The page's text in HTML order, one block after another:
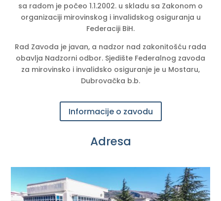
sa radom je počeo 1.1.2002. u skladu sa Zakonom o
organizaciji mirovinskog i invalidskog osiguranja u
Federaciji BiH.
Rad Zavoda je javan, a nadzor nad zakonitošću rada
obavlja Nadzorni odbor. Sjedište Federalnog zavoda
za mirovinsko i invalidsko osiguranje je u Mostaru,
Dubrovačka b.b.
Informacije o zavodu
Adresa